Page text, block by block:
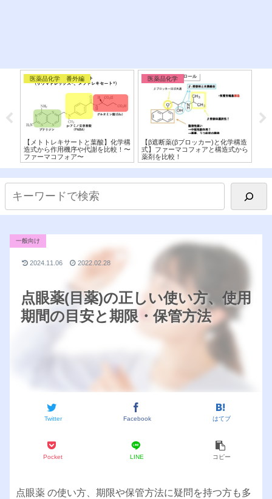
医薬品化学 番外編
【メトトレキサートと葉酸】化学構
造式から作用機序や代謝を比較！〜
ファーマコフォア〜
医薬品化学
【β遮断薬(βブロッカー)と化学構造
式】ファーマコフォアと構造式から
薬剤を比較！
点眼薬(目薬)の正しい使い方、使用
期間の目安と期限・保管方法
一般向け
Twitter Facebook はてブ
Pocket LINE コピー
2024.11.06 2022.02.28
点眼薬 の使い方、期限や保管方法に疑問を持つ方も多